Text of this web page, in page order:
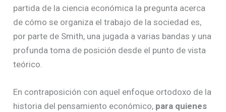
partida de la ciencia económica la pregunta acerca
de cómo se organiza el trabajo de la sociedad es,
por parte de Smith, una jugada a varias bandas y una
profunda toma de posición desde el punto de vista
teórico.
En contraposición con aquel enfoque ortodoxo de la
historia del pensamiento económico, para quienes